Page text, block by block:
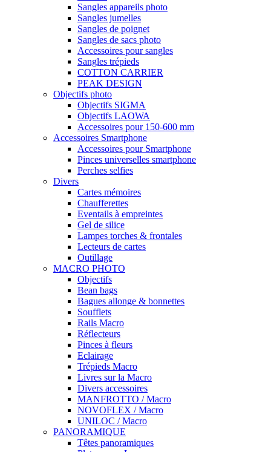
Sangles appareils photo
Sangles jumelles
Sangles de poignet
Sangles de sacs photo
Accessoires pour sangles
Sangles trépieds
COTTON CARRIER
PEAK DESIGN
Objectifs photo
Objectifs SIGMA
Objectifs LAOWA
Accessoires pour 150-600 mm
Accessoires Smartphone
Accessoires pour Smartphone
Pinces universelles smartphone
Perches selfies
Divers
Cartes mémoires
Chaufferettes
Eventails à empreintes
Gel de silice
Lampes torches & frontales
Lecteurs de cartes
Outillage
MACRO PHOTO
Objectifs
Bean bags
Bagues allonge & bonnettes
Soufflets
Rails Macro
Réflecteurs
Pinces à fleurs
Eclairage
Trépieds Macro
Livres sur la Macro
Divers accessoires
MANFROTTO / Macro
NOVOFLEX / Macro
UNILOC / Macro
PANORAMIQUE
Têtes panoramiques